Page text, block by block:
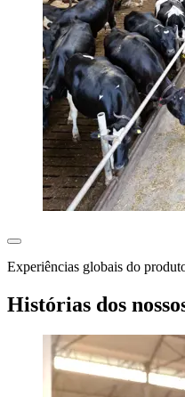
Experiências globais do
Histórias dos